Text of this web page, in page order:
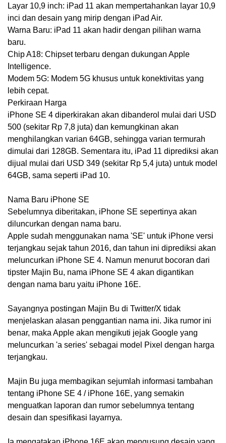
Layar 10,9 inch: iPad 11 akan mempertahankan layar 10,9
inci dan desain yang mirip dengan iPad Air.
Warna Baru: iPad 11 akan hadir dengan pilihan warna
baru.
Chip A18: Chipset terbaru dengan dukungan Apple
Intelligence.
Modem 5G: Modem 5G khusus untuk konektivitas yang
lebih cepat.
Perkiraan Harga
iPhone SE 4 diperkirakan akan dibanderol mulai dari USD
500 (sekitar Rp 7,8 juta) dan kemungkinan akan
menghilangkan varian 64GB, sehingga varian termurah
dimulai dari 128GB. Sementara itu, iPad 11 diprediksi akan
dijual mulai dari USD 349 (sekitar Rp 5,4 juta) untuk model
64GB, sama seperti iPad 10.
Nama Baru iPhone SE
Sebelumnya diberitakan, iPhone SE sepertinya akan
diluncurkan dengan nama baru.
Apple sudah menggunakan nama 'SE' untuk iPhone versi
terjangkau sejak tahun 2016, dan tahun ini diprediksi akan
meluncurkan iPhone SE 4. Namun menurut bocoran dari
tipster Majin Bu, nama iPhone SE 4 akan digantikan
dengan nama baru yaitu iPhone 16E.
Sayangnya postingan Majin Bu di Twitter/X tidak
menjelaskan alasan penggantian nama ini. Jika rumor ini
benar, maka Apple akan mengikuti jejak Google yang
meluncurkan 'a series' sebagai model Pixel dengan harga
terjangkau.
Majin Bu juga membagikan sejumlah informasi tambahan
tentang iPhone SE 4 / iPhone 16E, yang semakin
menguatkan laporan dan rumor sebelumnya tentang
desain dan spesifikasi layarnya.